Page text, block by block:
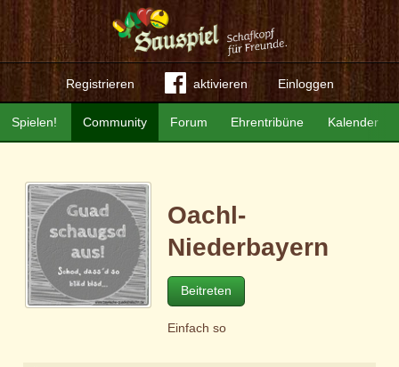
Registrieren aktivieren Einloggen
Community Forum Ehrentribüne Kalender
Spielen!
Oachl-
Niederbayern
Beitreten
Einfach so